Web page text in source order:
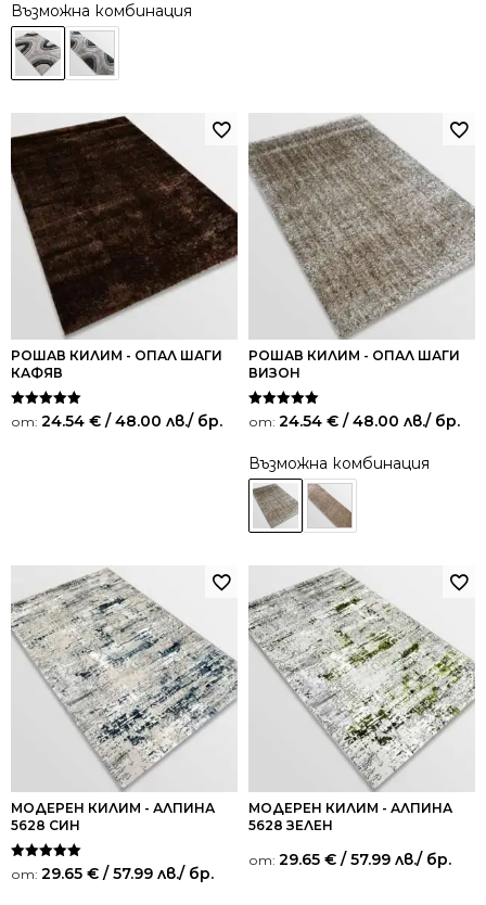
Възможна комбинация
РОШАВ КИЛИМ - ОПАЛ ШАГИ
КАФЯВ
Оценено на
5.00
от: 24.54 € / 48.00 лв./ бр.
РОШАВ КИЛИМ - ОПАЛ ШАГИ
ВИЗОН
Оценено на
5.00
от: 24.54 € / 48.00 лв./ бр.
Възможна комбинация
МОДЕРЕН КИЛИМ - АЛПИНА
5628 СИН
Оценено на
5.00
от: 29.65 € / 57.99 лв./ бр.
МОДЕРЕН КИЛИМ - АЛПИНА
5628 ЗЕЛЕН
от: 29.65 € / 57.99 лв./ бр.